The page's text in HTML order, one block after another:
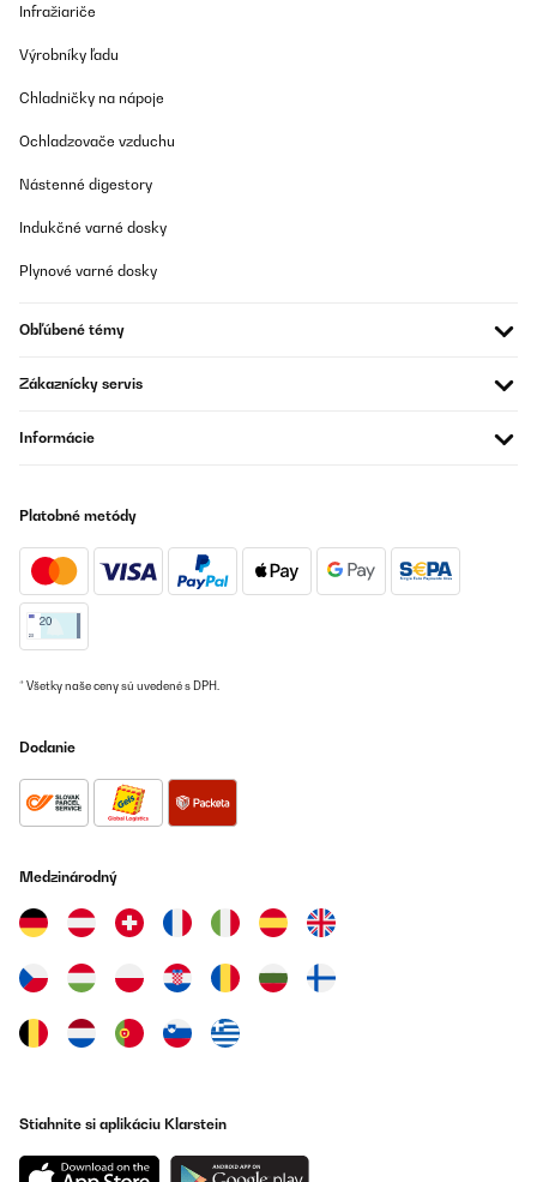
Infražiariče
Výrobníky ľadu
Chladničky na nápoje
Ochladzovače vzduchu
Nástenné digestory
Indukčné varné dosky
Plynové varné dosky
Obľúbené témy
Zákaznícky servis
Informácie
Platobné metódy
* Všetky naše ceny sú uvedené s DPH.
Dodanie
Medzinárodný
Stiahnite si aplikáciu Klarstein